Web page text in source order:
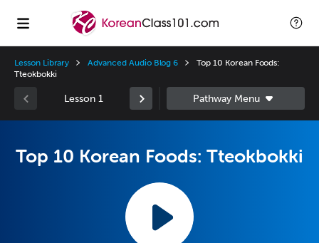
Lesson Library Advanced Audio Blog 6
Top 10 Korean Foods:
Tteokbokki
Lesson 1
Top 10 Korean Foods: Tteokbokki